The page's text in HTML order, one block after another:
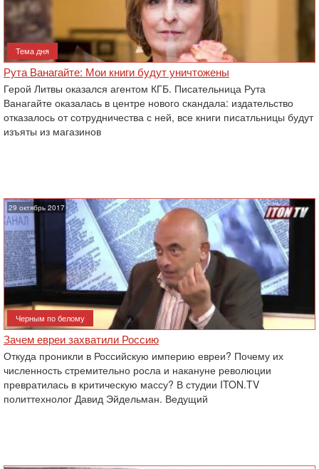
Тема дня
Рута Ванагайте: Мои книги будут уничтожены
Герой Литвы оказался агентом КГБ. Писательница Рута
Ванагайте оказалась в центре нового скандала: издательство
отказалось от сотрудничества с ней, все ‎книги писатльницы будут
изъяты из магазинов
29 октябрь 2017
Черным по белому
Зачем евреи захватили Россию
Откуда проникли в Российскую империю евреи? Почему их
численность стремительно росла и накануне революции
превратилась в критическую массу? В студии ITON.TV
политтехнолог Давид Эйдельман. Ведущий